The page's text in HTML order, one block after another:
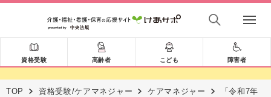
資格受験 高齢者 こども 障害者
TOP 資格受験/ケアマネジャー ケアマネジャー
「令和7年